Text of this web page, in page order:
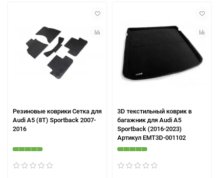
Резиновые коврики Сетка для
Audi A5 (8T) Sportback 2007-
2016
3D текстильный коврик в
багажник для Audi A5
Sportback (2016-2023)
Артикул EMT3D-001102